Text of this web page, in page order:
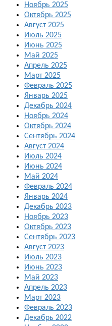
Ноябрь 2025
Октябрь 2025
Август 2025
Июль 2025
Июнь 2025
Май 2025
Апрель 2025
Март 2025
Февраль 2025
Январь 2025
Декабрь 2024
Ноябрь 2024
Октябрь 2024
Сентябрь 2024
Август 2024
Июль 2024
Июнь 2024
Май 2024
Февраль 2024
Январь 2024
Декабрь 2023
Ноябрь 2023
Октябрь 2023
Сентябрь 2023
Август 2023
Июль 2023
Июнь 2023
Май 2023
Апрель 2023
Март 2023
Февраль 2023
Декабрь 2022